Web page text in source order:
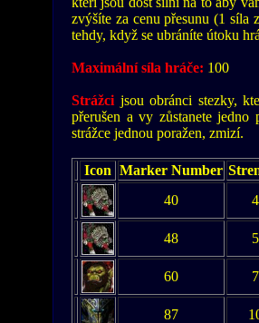
zvýšíte za cenu přesunu (1 síla
tehdy, když se ubráníte útoku
Maximální síla hráče: 100
Strážci jsou obránci stezky,
přerušen a vy zůstanete jedno
strážce jednou poražen, zmizí.
Icon Marker Number
40
4
48 5
60 7
87